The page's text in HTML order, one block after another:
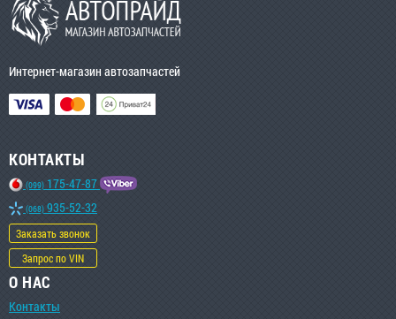
Интернет-магазин автозапчастей
КОНТАКТЫ
(099) 175-47-87
(068) 935-52-32
Заказать звонок
Запрос по VIN
О НАС
Контакты